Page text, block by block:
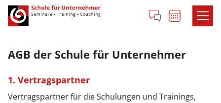
Zum
Inhalt
KontaktTermine
AGB der Schule für Unternehmer
1. Vertragspartner
Vertragspartner für die Schulungen und Trainings,